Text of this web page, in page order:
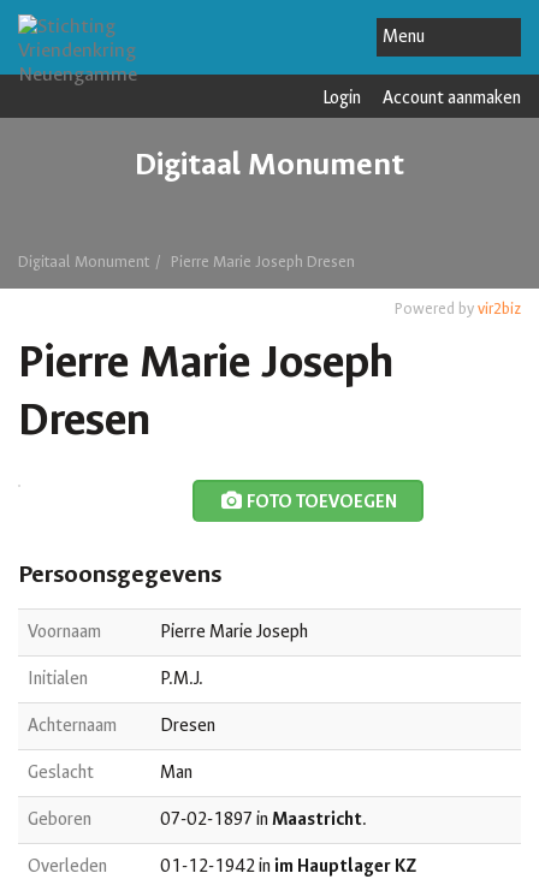
Login Account aanmaken
Digitaal Monument
Digitaal Monument Pierre Marie Joseph Dresen
Pierre Marie Joseph
Dresen
Powered byvir2biz
FOTO TOEVOEGEN
Persoonsgegevens
Voornaam Pierre Marie Joseph
Initialen P.M.J.
Achternaam Dresen
Geslacht Man
Geboren 07-02-1897 in Maastricht.
Overleden 01-12-1942 in im Hauptlager KZ